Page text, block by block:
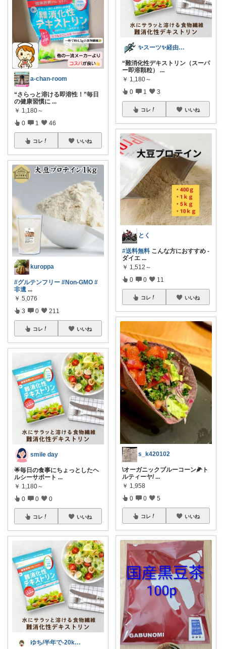
a-chan-room
“さらっと溶ける即溶性！”毎日
の健康習慣に ...
￥ 1,180～
0 1 46
コレ いいね
kuroppa
#グルテンフリー #Non-GMO #
非遺 ...
￥ 5,076
3 0 211
コレ いいね
smile day
🌟毎日の食事にちょっとしたヘ
ルシーサポート ...
￥ 1,180～
0 0 0
コレ いいね
ゆち/半年で-20kgの管理栄養士
✨スーツ✨経由ありがとうございました🌈
“難消化性デキストリン（スーパ
ー即溶顆粒）
...
￥ 1,180～
0 1 3
コレ いいね
とく
#送料無料 こんな方におすすめ -
ダイエ ...
￥ 1,512～
0 0 11
コレ いいね
s_k420102
\オーガニックブルーコーン🌽ト
ルティーヤ/ ...
￥ 1,958
0 0 5
コレ いいね